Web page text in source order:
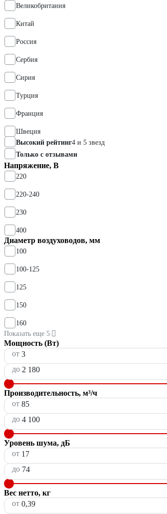
Великобритания
Китай
Россия
Сербия
Сирия
Турция
Франция
Швеция
Высокий рейтинг4 и 5 звезд
Только с отзывами
Напряжение, В
220
220-240
230
400
Диаметр воздуховодов, мм
100
100-125
125
150
160
Показать еще 5
Мощность (Вт)
от
до
Производительность, м³/ч
от
до
Уровень шума, дБ
от
до
Вес нетто, кг
от